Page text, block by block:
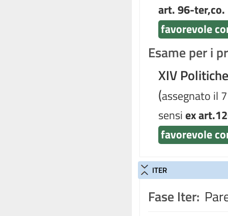
art. 96-ter,co.
favorevole
Esame per i
XIV
(assegnato il
sensiex
favorevole
ITER
Fase Iter: